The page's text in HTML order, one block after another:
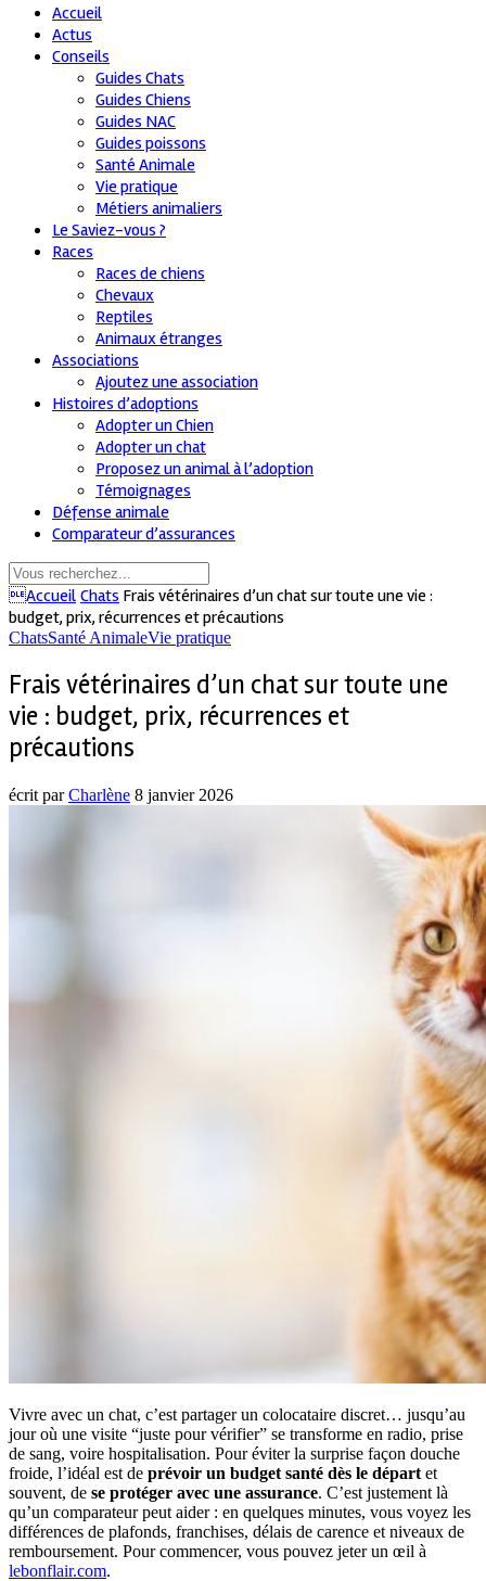
Accueil
Actus
Conseils
Guides Chats
Guides Chiens
Guides NAC
Guides poissons
Santé Animale
Vie pratique
Métiers animaliers
Le Saviez-vous ?
Races
Races de chiens
Chevaux
Reptiles
Animaux étranges
Associations
Ajoutez une association
Histoires d’adoptions
Adopter un Chien
Adopter un chat
Proposez un animal à l’adoption
Témoignages
Défense animale
Comparateur d’assurances
Accueil Chats Frais vétérinaires d’un chat sur toute une vie :
budget, prix, récurrences et précautions
ChatsSanté AnimaleVie pratique
Frais vétérinaires d’un chat sur toute une
vie : budget, prix, récurrences et
précautions
écrit parCharlène 8 janvier 2026
Vivre avec un chat, c’est partager un colocataire discret… jusqu’au
jour où une visite “juste pour vérifier” se transforme en radio, prise
de sang, voire hospitalisation. Pour éviter la surprise façon douche
froide, l’idéal est de prévoir un budget santé dès le départ et
souvent, de se protéger avec une assurance. C’est justement là
qu’un comparateur peut aider : en quelques minutes, vous voyez les
différences de plafonds, franchises, délais de carence et niveaux de
remboursement. Pour commencer, vous pouvez jeter un œil à
lebonflair.com.